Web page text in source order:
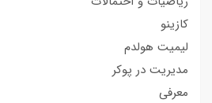
کازینو
لیمیت هولدم
مدیریت در پوکر
معرفی